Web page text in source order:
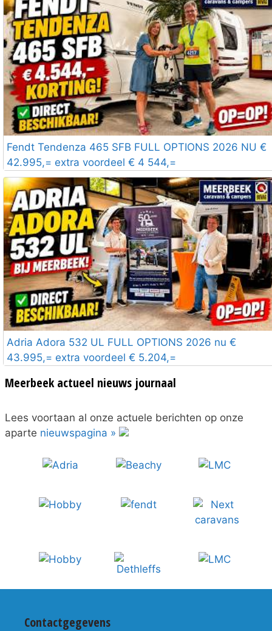
Fendt Tendenza 465 SFB FULL OPTIONS 2026 NU €
42.995,= extra voordeel € 4 544,=
Adria Adora 532 UL FULL OPTIONS 2026 nu €
43.995,= extra voordeel € 5.204,=
Meerbeek actueel nieuws journaal
Lees voortaan al onze actuele berichten op onze
aparte nieuwspagina »
Contactgegevens